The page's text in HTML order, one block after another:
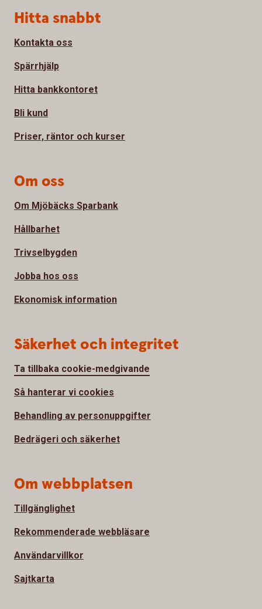
Sidfot
Hitta snabbt
Kontakta oss
Spärrhjälp
Hitta bankkontoret
Bli kund
Priser, räntor och kurser
Om oss
Om Mjöbäcks Sparbank
Hållbarhet
Trivselbygden
Jobba hos oss
Ekonomisk information
Säkerhet och integritet
Ta tillbaka cookie-medgivande
Så hanterar vi cookies
Behandling av personuppgifter
Bedrägeri och säkerhet
Om webbplatsen
Tillgänglighet
Rekommenderade webbläsare
Användarvillkor
Sajtkarta